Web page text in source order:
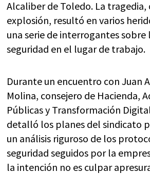
Alcaliber de Toledo. La tragedia,
explosión, resultó en varios
una serie de interrogantes sobre
seguridad en el lugar de trabajo.
Durante un encuentro con Juan
Molina, consejero de Hacienda,
Públicas y Transformación
detalló los planes del sindicato
un análisis riguroso de los
seguridad seguidos por la
la intención no es culpar